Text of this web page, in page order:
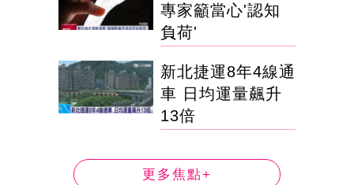
專家籲當心'認知
負荷'
新北捷運8年4線通
車 日均運量飆升
13倍
更多焦點+